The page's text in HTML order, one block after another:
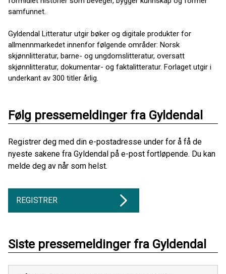
samfunnet.
Gyldendal Litteratur utgir bøker og digitale produkter for
allmennmarkedet innenfor følgende områder: Norsk
skjønnlitteratur, barne- og ungdomslitteratur, oversatt
skjønnlitteratur, dokumentar- og faktalitteratur. Forlaget utgir i
underkant av 300 titler årlig.
Følg pressemeldinger fra Gyldendal
Registrer deg med din e-postadresse under for å få de
nyeste sakene fra Gyldendal på e-post fortløpende. Du kan
melde deg av når som helst.
REGISTRER
Siste pressemeldinger fra Gyldendal